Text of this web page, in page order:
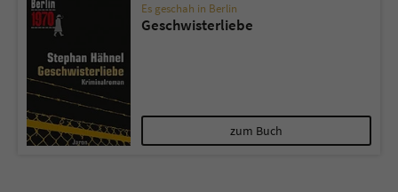
Es geschah in Berlin
Geschwisterliebe
zum Buch